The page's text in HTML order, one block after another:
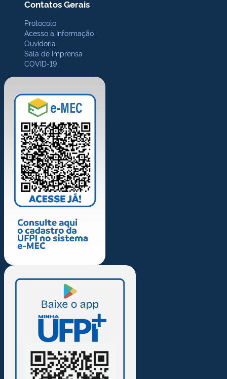
Contatos Gerais
Protocolo
Acesso à Informação
Ouvidoria
Sala de Imprensa
COVID-19